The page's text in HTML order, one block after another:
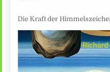
Die Kraft der